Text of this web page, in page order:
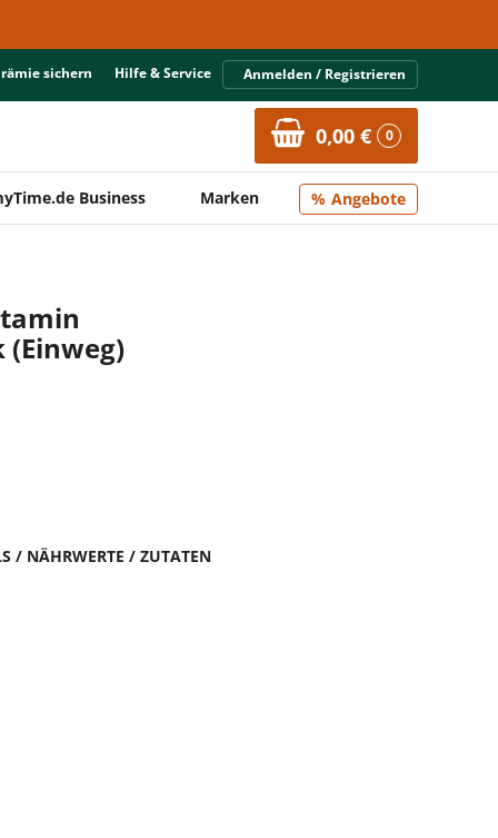
sichern Hilfe & Service Anmelden / Registrieren
0,00 € 0
Business Marken Angebote
/ NÄHRWERTE / ZUTATEN